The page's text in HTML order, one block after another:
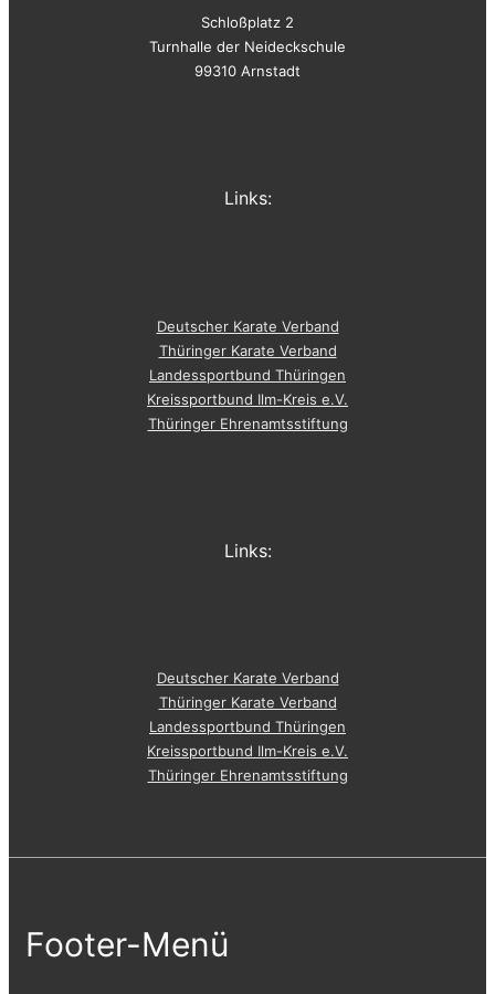
Schloßplatz 2
Turnhalle der Neideckschule
99310 Arnstadt
Links:
Deutscher Karate Verband
Thüringer Karate Verband
Landessportbund Thüringen
Kreissportbund Ilm-Kreis e.V.
Thüringer Ehrenamtsstiftung
Links:
Deutscher Karate Verband
Thüringer Karate Verband
Landessportbund Thüringen
Kreissportbund Ilm-Kreis e.V.
Thüringer Ehrenamtsstiftung
Footer-Menü